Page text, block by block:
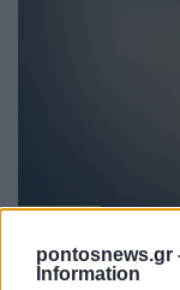
pontosnews.gr
Information
ΕΛΑΣ: